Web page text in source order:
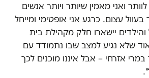
ואני מאמין שיותר ויותר אנשים
בעוול עצום. כרגע אני אופטימי ומייחל
יישארו חלק מקהילת בית
שלא נגיע למצב שבו נתמודד עם
אזרחי – אבל איננו מוכנים לכך